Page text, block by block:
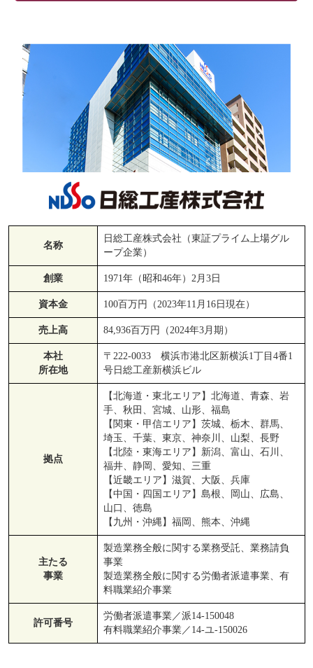
名称
日総工産株式会社（東証プライム上場グル
ープ企業）
創業 1971年（昭和46年）2月3日
資本金 100百万円（2023年11月16日現在）
売上高 84,936百万円（2024年3月期）
本社
所在地
〒222-0033 横浜市港北区新横浜1丁目4番1
号日総工産新横浜ビル
拠点
【北海道・東北エリア】北海道、青森、岩
手、秋田、宮城、山形、福島
【関東・甲信エリア】茨城、栃木、群馬、
埼玉、千葉、東京、神奈川、山梨、長野
【北陸・東海エリア】新潟、富山、石川、
福井、静岡、愛知、三重
【近畿エリア】滋賀、大阪、兵庫
【中国・四国エリア】島根、岡山、広島、
山口、徳島
【九州・沖縄】福岡、熊本、沖縄
主たる
事業
製造業務全般に関する業務受託、業務請負
事業
製造業務全般に関する労働者派遣事業、有
料職業紹介事業
許可番号
労働者派遣事業／派14-150048
有料職業紹介事業／14-ユ-150026